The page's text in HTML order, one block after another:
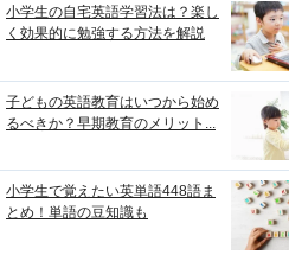
小学生の自宅英語学習法は？楽し
く効果的に勉強する方法を解説
子どもの英語教育はいつから始め
るべきか？早期教育のメリット...
小学生で覚えたい英単語448語ま
とめ！単語の豆知識も